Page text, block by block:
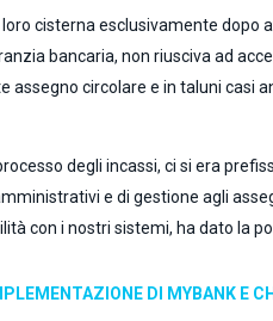
loro cisterna esclusivamente
bancaria, non riusciva ad
circolare e in taluni casi
degli incassi, ci si era
e di gestione agli
con i nostri sistemi, ha dato la
DI MYBANK E